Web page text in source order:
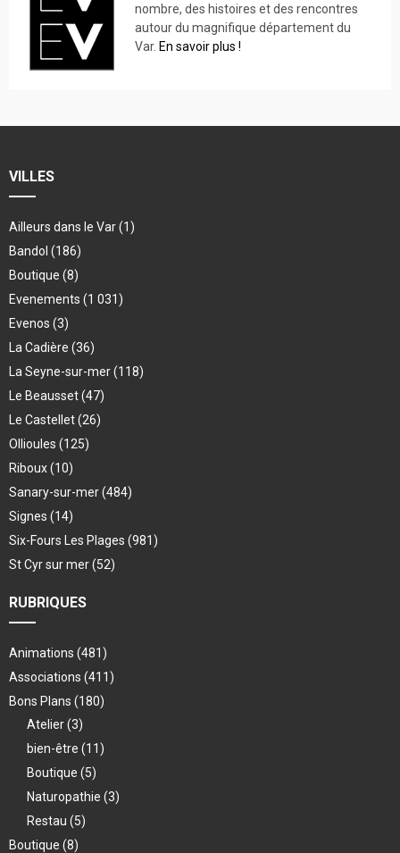
nombre, des histoires et des rencontres
autour du magnifique département du
Var. En savoir plus !
VILLES
Ailleurs dans le Var(1)
Bandol (186)
Boutique (8)
Evenements (1 031)
Evenos (3)
La Cadière (36)
La Seyne-sur-mer(118)
Le Beausset(47)
Le Castellet(26)
Ollioules (125)
Riboux(10)
Sanary-sur-mer(484)
Signes (14)
Six-Fours Les Plages (981)
St Cyr sur mer(52)
RUBRIQUES
Animations (481)
Associations (411)
Bons Plans (180)
Atelier(3)
bien-être (11)
Boutique (5)
Naturopathie (3)
Restau (5)
Boutique (8)